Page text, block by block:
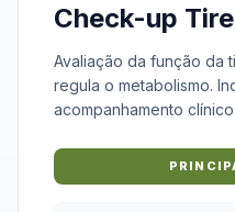
Check-up
Avaliação da função da
regula o metabolismo.
acompanhamento clínico.